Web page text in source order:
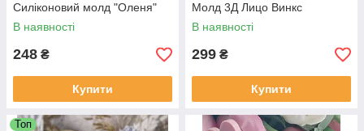
Силіконовий молд "Оленя"
В наявності
248 ₴
Купити
Молд 3Д Лицо Винкс
В наявності
299 ₴
Купити
Топ